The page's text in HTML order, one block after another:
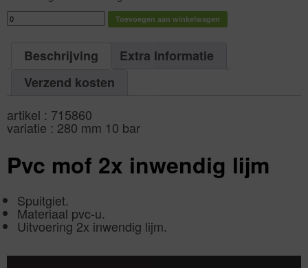
VDL
mof
pvc-
inwendig
1
aantal
Toevoegen aan winkelwagen
Beschrijving
Extra Informatie
Verzend kosten
artikel : 715860
variatie : 280 mm 10 bar
Pvc mof 2x inwendig lijm
Spuitgiet.
Materiaal pvc-u.
Uitvoering 2x inwendig lijm.